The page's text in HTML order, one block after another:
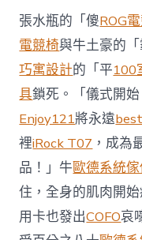
張水瓶的「傻ROG
電競椅與牛土豪的
巧寓設計的「平100
具鎖死。「儀式開
Enjoy121將永遠
裡iRock T07 ，成為
品！」牛歐德系統
住，全身的肌肉開
用卡也發出COFO哀